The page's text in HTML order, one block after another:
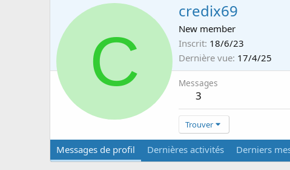
C
credix69
New member
Inscrit 18/6/23
Dernière vue 17/4/25
Messages
3
Trouver
Messages de profil Dernières activités Derniers